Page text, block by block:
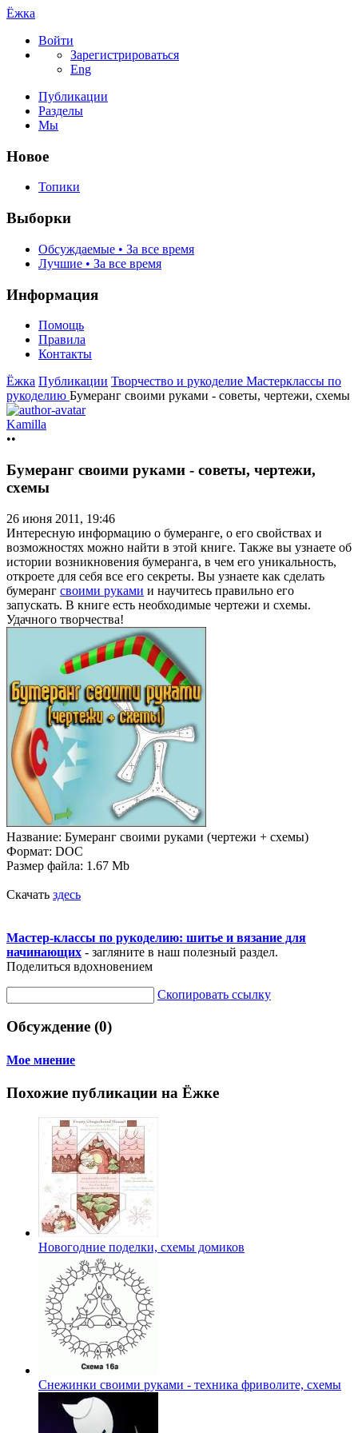
Ёжка
Войти
Зарегистрироваться
Eng
Публикации
Разделы
Мы
Новое
Топики
Выборки
Обсуждаемые • За все время
Лучшие • За все время
Информация
Помощь
Правила
Контакты
Ёжка Публикации Творчество и рукоделие Мастерклассы по
рукоделию Бумеранг своими руками - советы, чертежи, схемы
Kamilla
••
Бумеранг своими руками - советы, чертежи,
схемы
26 июня 2011, 19:46
Интересную информацию о бумеранге, о его свойствах и
возможностях можно найти в этой книге. Также вы узнаете об
истории возникновения бумеранга, в чем его уникальность,
откроете для себя все его секреты. Вы узнаете как сделать
бумеранг своими руками и научитесь правильно его
запускать. В книге есть необходимые чертежи и схемы.
Удачного творчества!
Название: Бумеранг своими руками (чертежи + схемы)
Формат: DOC
Размер файла: 1.67 Mb
Скачать здесь
Мастер-классы по рукоделию: шитье и вязание для
начинающих - загляните в наш полезный раздел.
Поделиться вдохновением
Скопировать ссылку
Обсуждение (0)
Мое мнение
Похожие публикации на Ёжке
Новогодние поделки, схемы домиков
Снежинки своими руками - техника фриволите, схемы